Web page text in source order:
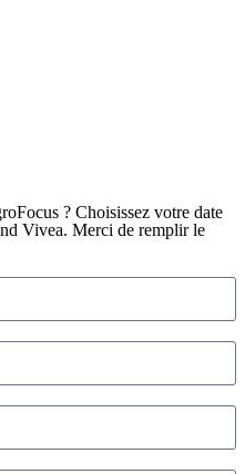
? Choisissez votre date
Vivea. Merci de remplir le